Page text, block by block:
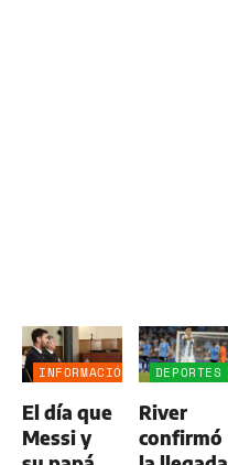
INFORMACIÓN
El día que
Messi y
DEPORTES
River
confirmó